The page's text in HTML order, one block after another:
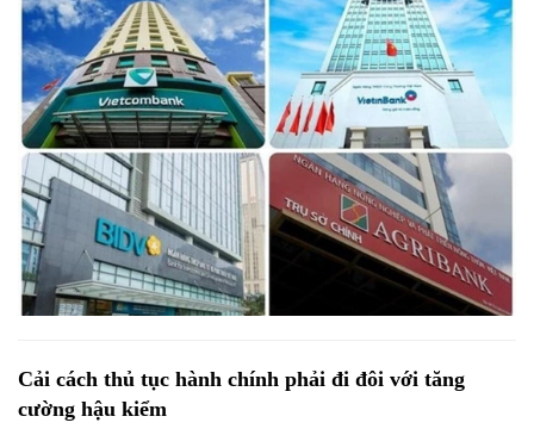
Cải cách thủ tục hành chính phải đi đôi với tăng
cường hậu kiểm